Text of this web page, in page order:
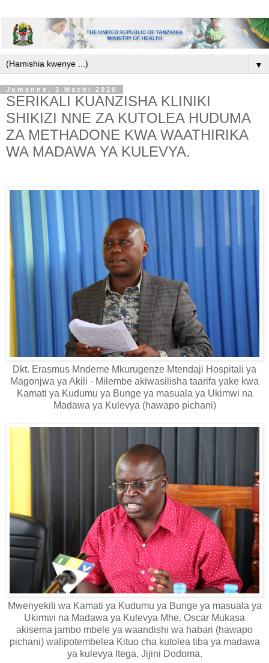
▼
Jumanne, 3 Machi 2020
SERIKALI KUANZISHA KLINIKI
SHIKIZI NNE ZA KUTOLEA HUDUMA
ZA METHADONE KWA WAATHIRIKA
WA MADAWA YA KULEVYA.
Dkt. Erasmus Mndeme Mkurugenze Mtendaji Hospitali ya
Magonjwa ya Akili - Milembe akiwasilisha taarifa yake kwa
Kamati ya Kudumu ya Bunge ya masuala ya Ukimwi na
Madawa ya Kulevya (hawapo pichani)
Mwenyekiti wa Kamati ya Kudumu ya Bunge ya masuala ya
Ukimwi na Madawa ya Kulevya Mhe. Oscar Mukasa
akisema jambo mbele ya waandishi wa habari (hawapo
pichani) walipotembelea Kituo cha kutolea tiba ya madawa
ya kulevya Itega, Jijini Dodoma.